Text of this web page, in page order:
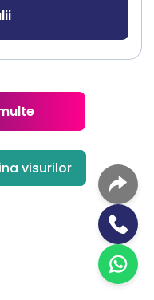
visurilor